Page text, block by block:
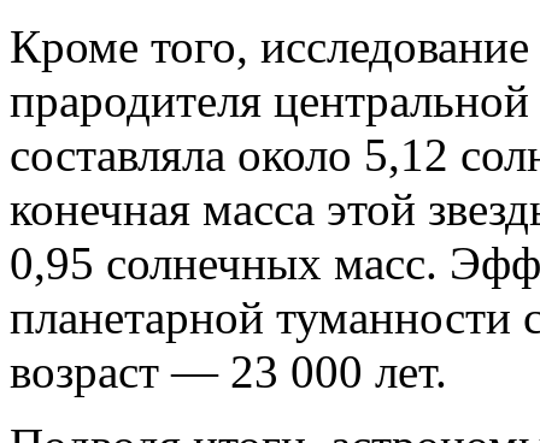
Кроме того,
прародителя
составляла около 5,12
конечная масса этой
0,95 солнечных масс.
планетарной туманности
возраст — 23 000 лет.